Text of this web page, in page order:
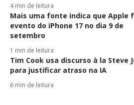
4 min de leitura
Mais uma fonte indica que Apple
evento do iPhone 17 no dia 9 de
setembro
1 min de leitura
Tim Cook usa discurso à la Steve
para justificar atraso na IA
6 min de leitura